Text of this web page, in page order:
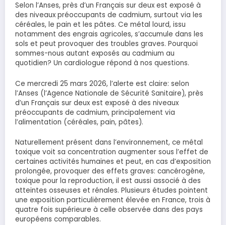
Selon l’Anses, près d’un Français sur deux est exposé à
des niveaux préoccupants de cadmium, surtout via les
céréales, le pain et les pâtes. Ce métal lourd, issu
notamment des engrais agricoles, s’accumule dans les
sols et peut provoquer des troubles graves. Pourquoi
sommes-nous autant exposés au cadmium au
quotidien? Un cardiologue répond à nos questions.
Ce mercredi 25 mars 2026, l’alerte est claire: selon
l’Anses (l’Agence Nationale de Sécurité Sanitaire), près
d’un Français sur deux est exposé à des niveaux
préoccupants de cadmium, principalement via
l’alimentation (céréales, pain, pâtes).
Naturellement présent dans l’environnement, ce métal
toxique voit sa concentration augmenter sous l’effet de
certaines activités humaines et peut, en cas d’exposition
prolongée, provoquer des effets graves: cancérogène,
toxique pour la reproduction, il est aussi associé à des
atteintes osseuses et rénales. Plusieurs études pointent
une exposition particulièrement élevée en France, trois à
quatre fois supérieure à celle observée dans des pays
européens comparables.